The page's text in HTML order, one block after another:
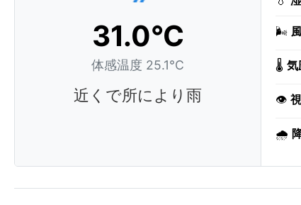
31.0°C
体感温度 25.1°C
近くで所により雨
🌬️
🌡️ 気
👁️
🌧️